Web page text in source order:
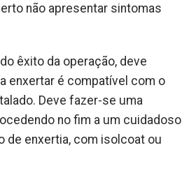
não apresentar sintomas
êxito da operação, deve
enxertar é compatível com o
Deve fazer-se uma
no fim a um cuidadoso
de enxertia, com isolcoat ou